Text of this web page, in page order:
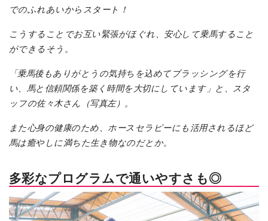
でのふれあいからスタート！
こうすることでお互い緊張がほぐれ、安心して乗馬すること
ができるそう。
「乗馬後もありがとうの気持ちを込めてブラッシングを行
い、馬と信頼関係を築く時間を大切にしています」と、スタ
ッフの佐々木さん（写真左）。
また心身の健康のため、ホースセラピーにも活用されるほど
馬は癒やしに満ちた生き物なのだとか。
多彩なプログラムで通いやすさも◎